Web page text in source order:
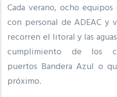
Cada verano, ocho
con personal de ADEAC y
recorren el litoral y las
cumplimiento de los
puertos Bandera Azul o
próximo.